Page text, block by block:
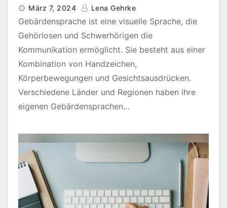
März 7, 2024 Lena Gehrke
Gebärdensprache ist eine visuelle Sprache, die
Gehörlosen und Schwerhörigen die
Kommunikation ermöglicht. Sie besteht aus einer
Kombination von Handzeichen,
Körperbewegungen und Gesichtsausdrücken.
Verschiedene Länder und Regionen haben ihre
eigenen Gebärdensprachen…